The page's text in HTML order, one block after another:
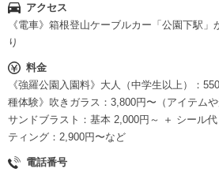
アクセス
《電車》箱根登山ケーブルカー「公園下駅
り
料金
《強羅公園入園料》大人（中学生以上）：
種体験》吹きガラス：3,800円〜（アイテム
サンドブラスト：基本 2,000円～ ＋ シール
ティング：2,900円〜など
電話番号